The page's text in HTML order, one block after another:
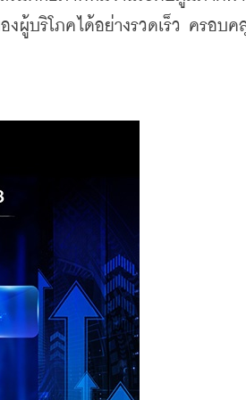
ผู้บริโภคได้อย่างรวดเร็ว ครอบค